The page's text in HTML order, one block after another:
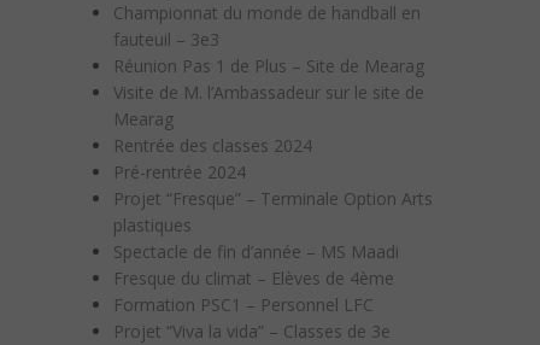
Championnat du monde de handball en
fauteuil – 3e3
Réunion Pas 1 de Plus – Site de Mearag
Visite de M. l’Ambassadeur sur le site de
Mearag
Rentrée des classes 2024
Pré-rentrée 2024
Projet “Fresque” – Terminale Option Arts
plastiques
Spectacle de fin d’année – MS Maadi
Fresque du climat – Elèves de 4ème
Formation PSC1 – Personnel LFC
Projet “Viva la vida” – Classes de 3e